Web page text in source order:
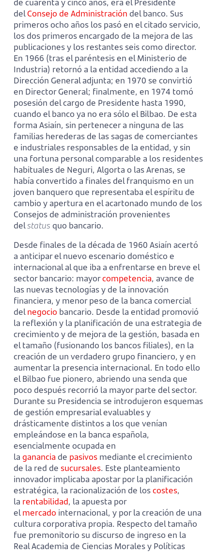
delConsejo de Administración del banco. Sus
primeros ocho años los pasó en el citado servicio,
los dos primeros encargado de la mejora de las
publicaciones y los restantes seis como director.
En 1966 (tras el paréntesis en el Ministerio de
Industria) retornó a la entidad accediendo a la
Dirección General adjunta; en 1970 se convirtió
en Director General; finalmente, en 1974 tomó
posesión del cargo de Presidente hasta 1990,
cuando el banco ya no era sólo el Bilbao. De esta
forma Asiaín, sin pertenecer a ninguna de las
familias herederas de las sagas de comerciantes
e industriales responsables de la entidad, y sin
una fortuna personal comparable a los residentes
habituales de Neguri, Algorta o las Arenas, se
había convertido a finales del franquismo en un
joven banquero que representaba el espíritu de
cambio y apertura en el acartonado mundo de los
Consejos de administración provenientes
delstatus quo bancario.
Desde finales de la década de 1960 Asiaín acertó
a anticipar el nuevo escenario doméstico e
internacional al que iba a enfrentarse en breve el
sector bancario: mayorcompetencia, avance de
las nuevas tecnologías y de la innovación
financiera, y menor peso de la banca comercial
delnegocio bancario. Desde la entidad promovió
la reflexión y la planificación de una estrategia de
crecimiento y de mejora de la gestión, basada en
el tamaño (fusionando los bancos filiales), en la
creación de un verdadero grupo financiero, y en
aumentar la presencia internacional. En todo ello
el Bilbao fue pionero, abriendo una senda que
poco después recorrió la mayor parte del sector.
Durante su Presidencia se introdujeron esquemas
de gestión empresarial evaluables y
drásticamente distintos a los que venían
empleándose en la banca española,
esencialmente ocupada en
la ganancia de pasivos mediante el crecimiento
de la red de sucursales. Este planteamiento
innovador implicaba apostar por la planificación
estratégica, la racionalización de loscostes,
la rentabilidad, la apuesta por
elmercado internacional, y por la creación de una
cultura corporativa propia. Respecto del tamaño
fue premonitorio su discurso de ingreso en la
Real Academia de Ciencias Morales y Políticas